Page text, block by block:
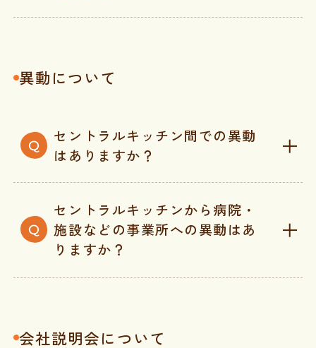
異動について
セントラルキッチン間での異動
はありますか？
セントラルキッチンから病院・
施設などの事業所への異動はあ
りますか？
会社説明会について